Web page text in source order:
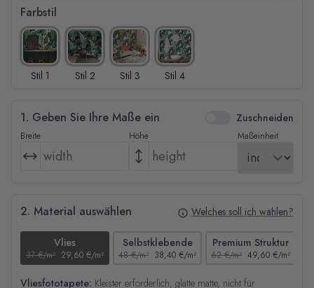
Farbstil
Stil 1 Stil 2 Stil 3 Stil 4
1. Geben Sie Ihre Maße ein Zuschneiden
Breite Höhe Maßeinheit
2. Material auswählen Welches soll ich wählen?
Vlies
37 €/m² 29,60 €/m²
Selbstklebende
48 €/m² 38,40 €/m²
Premium Struktur
62 €/m² 49,60 €/m²
Vliesfototapete: Kleister erforderlich, glatte matte, nicht für